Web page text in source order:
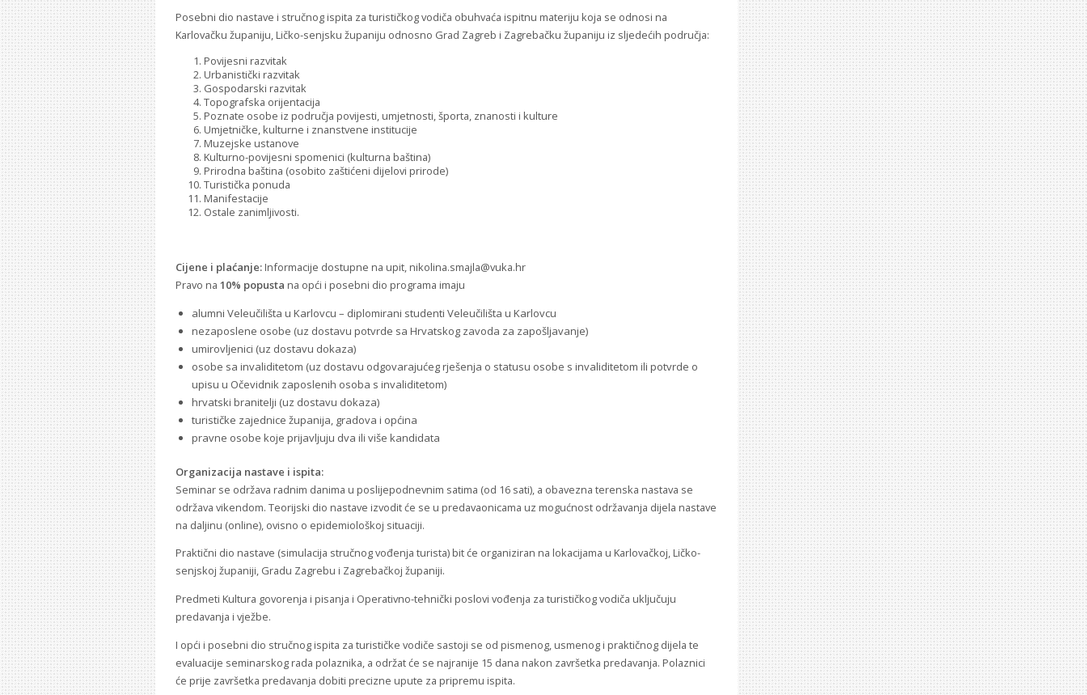
Posebni dio nastave i stručnog ispita za turističkog vodiča obuhvaća ispitnu materiju koja se odnosi na
Karlovačku županiju, Ličko-senjsku županiju odnosno Grad Zagreb i Zagrebačku županiju iz sljedećih područja:
Povijesni razvitak
Urbanistički razvitak
Gospodarski razvitak
Topografska orijentacija
Poznate osobe iz područja povijesti, umjetnosti, športa, znanosti i kulture
Umjetničke, kulturne i znanstvene institucije
Muzejske ustanove
Kulturno-povijesni spomenici (kulturna baština)
Prirodna baština (osobito zaštićeni dijelovi prirode)
Turistička ponuda
Manifestacije
Ostale zanimljivosti.
Cijene i plaćanje: Informacije dostupne na upit, nikolina.smajla@vuka.hr
Pravo na 10% popusta na opći i posebni dio programa imaju
alumni Veleučilišta u Karlovcu – diplomirani studenti Veleučilišta u Karlovcu
nezaposlene osobe (uz dostavu potvrde sa Hrvatskog zavoda za zapošljavanje)
umirovljenici (uz dostavu dokaza)
osobe sa invaliditetom (uz dostavu odgovarajućeg rješenja o statusu osobe s invaliditetom ili potvrde o
upisu u Očevidnik zaposlenih osoba s invaliditetom)
hrvatski branitelji (uz dostavu dokaza)
turističke zajednice županija, gradova i općina
pravne osobe koje prijavljuju dva ili više kandidata
Organizacija nastave i ispita:
Seminar se održava radnim danima u poslijepodnevnim satima (od 16 sati), a obavezna terenska nastava se
održava vikendom. Teorijski dio nastave izvodit će se u predavaonicama uz mogućnost održavanja dijela nastave
na daljinu (online), ovisno o epidemiološkoj situaciji.
Praktični dio nastave (simulacija stručnog vođenja turista) bit će organiziran na lokacijama u Karlovačkoj, Ličko-
senjskoj županiji, Gradu Zagrebu i Zagrebačkoj županiji.
Predmeti Kultura govorenja i pisanja i Operativno-tehnički poslovi vođenja za turističkog vodiča uključuju
predavanja i vježbe.
I opći i posebni dio stručnog ispita za turističke vodiče sastoji se od pismenog, usmenog i praktičnog dijela te
evaluacije seminarskog rada polaznika, a održat će se najranije 15 dana nakon završetka predavanja. Polaznici
će prije završetka predavanja dobiti precizne upute za pripremu ispita.